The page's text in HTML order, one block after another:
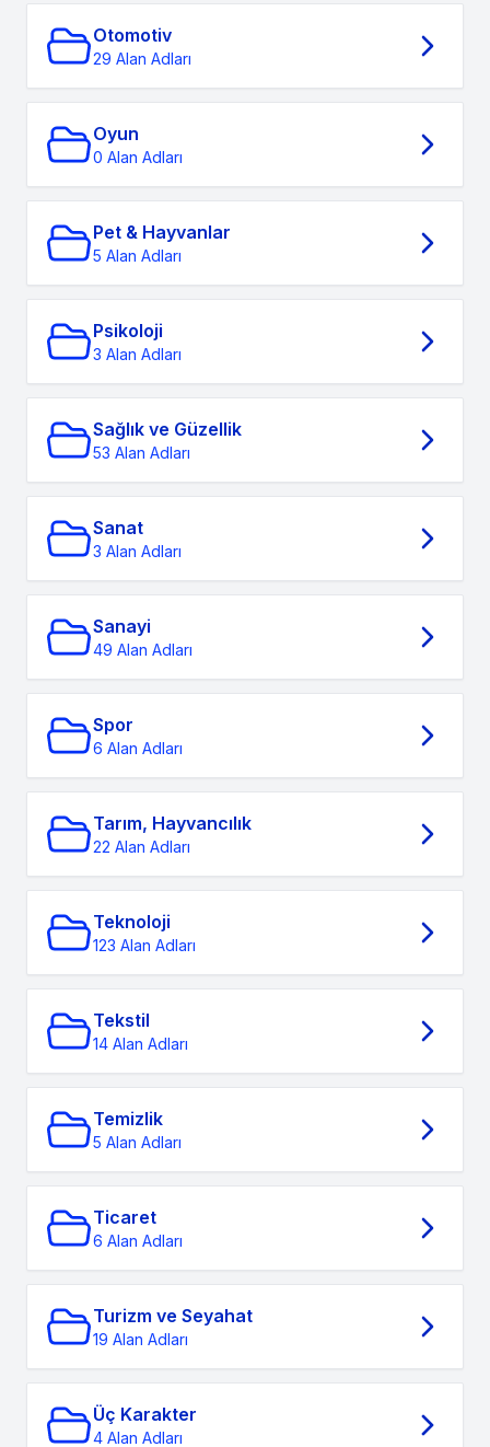
Otomotiv
29 Alan Adları
Oyun
0 Alan Adları
Pet & Hayvanlar
5 Alan Adları
Psikoloji
3 Alan Adları
Sağlık ve Güzellik
53 Alan Adları
Sanat
3 Alan Adları
Sanayi
49 Alan Adları
Spor
6 Alan Adları
Tarım, Hayvancılık
22 Alan Adları
Teknoloji
123 Alan Adları
Tekstil
14 Alan Adları
Temizlik
5 Alan Adları
Ticaret
6 Alan Adları
Turizm ve Seyahat
19 Alan Adları
Üç Karakter
4 Alan Adları